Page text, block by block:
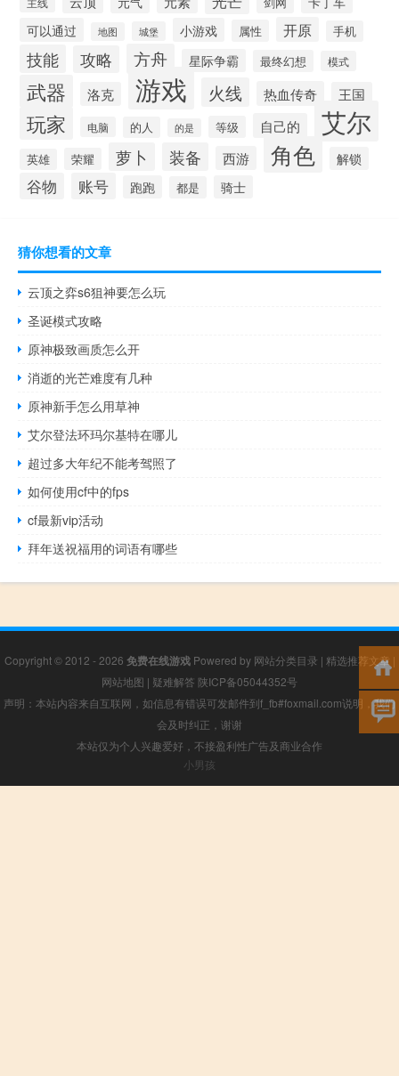
可以通过 地图 城堡 小游戏 属性 开原 手机
技能 攻略 方舟 星际争霸 最终幻想 模式
武器 洛克 游戏 火线 热血传奇 王国
玩家 电脑 的人 的是 等级 自己的 艾尔
英雄 荣耀 萝卜 装备 西游 角色 解锁
谷物 账号 跑跑 都是 骑士
猜你想看的文章
云顶之弈s6狙神要怎么玩
圣诞模式攻略
原神极致画质怎么开
消逝的光芒难度有几种
原神新手怎么用草神
艾尔登法环玛尔基特在哪儿
超过多大年纪不能考驾照了
如何使用cf中的fps
cf最新vip活动
拜年送祝福用的词语有哪些
Copyright © 2012 - 2026 免费在线游戏Powered by 网站分类目录 | 精选推荐文章 |
网站地图 | 疑难解答 陕ICP备05044352号
声明：本站内容来自互联网，如信息有错误可发邮件到f_fb#foxmail.com说明，我们
会及时纠正，谢谢
本站仅为个人兴趣爱好，不接盈利性广告及商业合作
小男孩